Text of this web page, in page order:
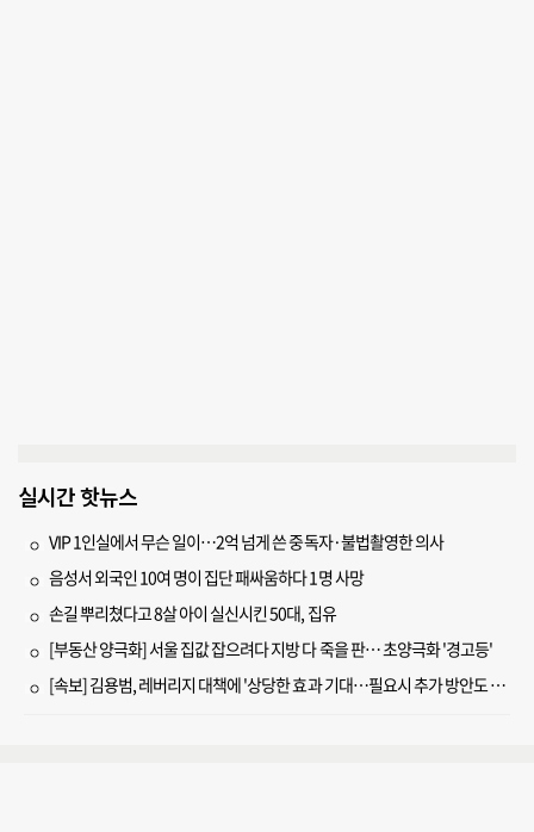
실시간 핫뉴스
VIP 1인실에서 무슨 일이…2억 넘게 쓴 중독자·불법촬영한 의사
음성서 외국인 10여 명이 집단 패싸움하다 1명 사망
손길 뿌리쳤다고 8살 아이 실신시킨 50대, 집유
[부동산 양극화] 서울 집값 잡으려다 지방 다 죽을 판… 초양극화 '경고등'
[속보] 김용범, 레버리지 대책에 '상당한 효과 기대…필요시 추가 방안도 검토'